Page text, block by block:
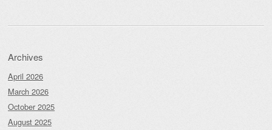
Archives
April 2026
March 2026
October 2025
August 2025